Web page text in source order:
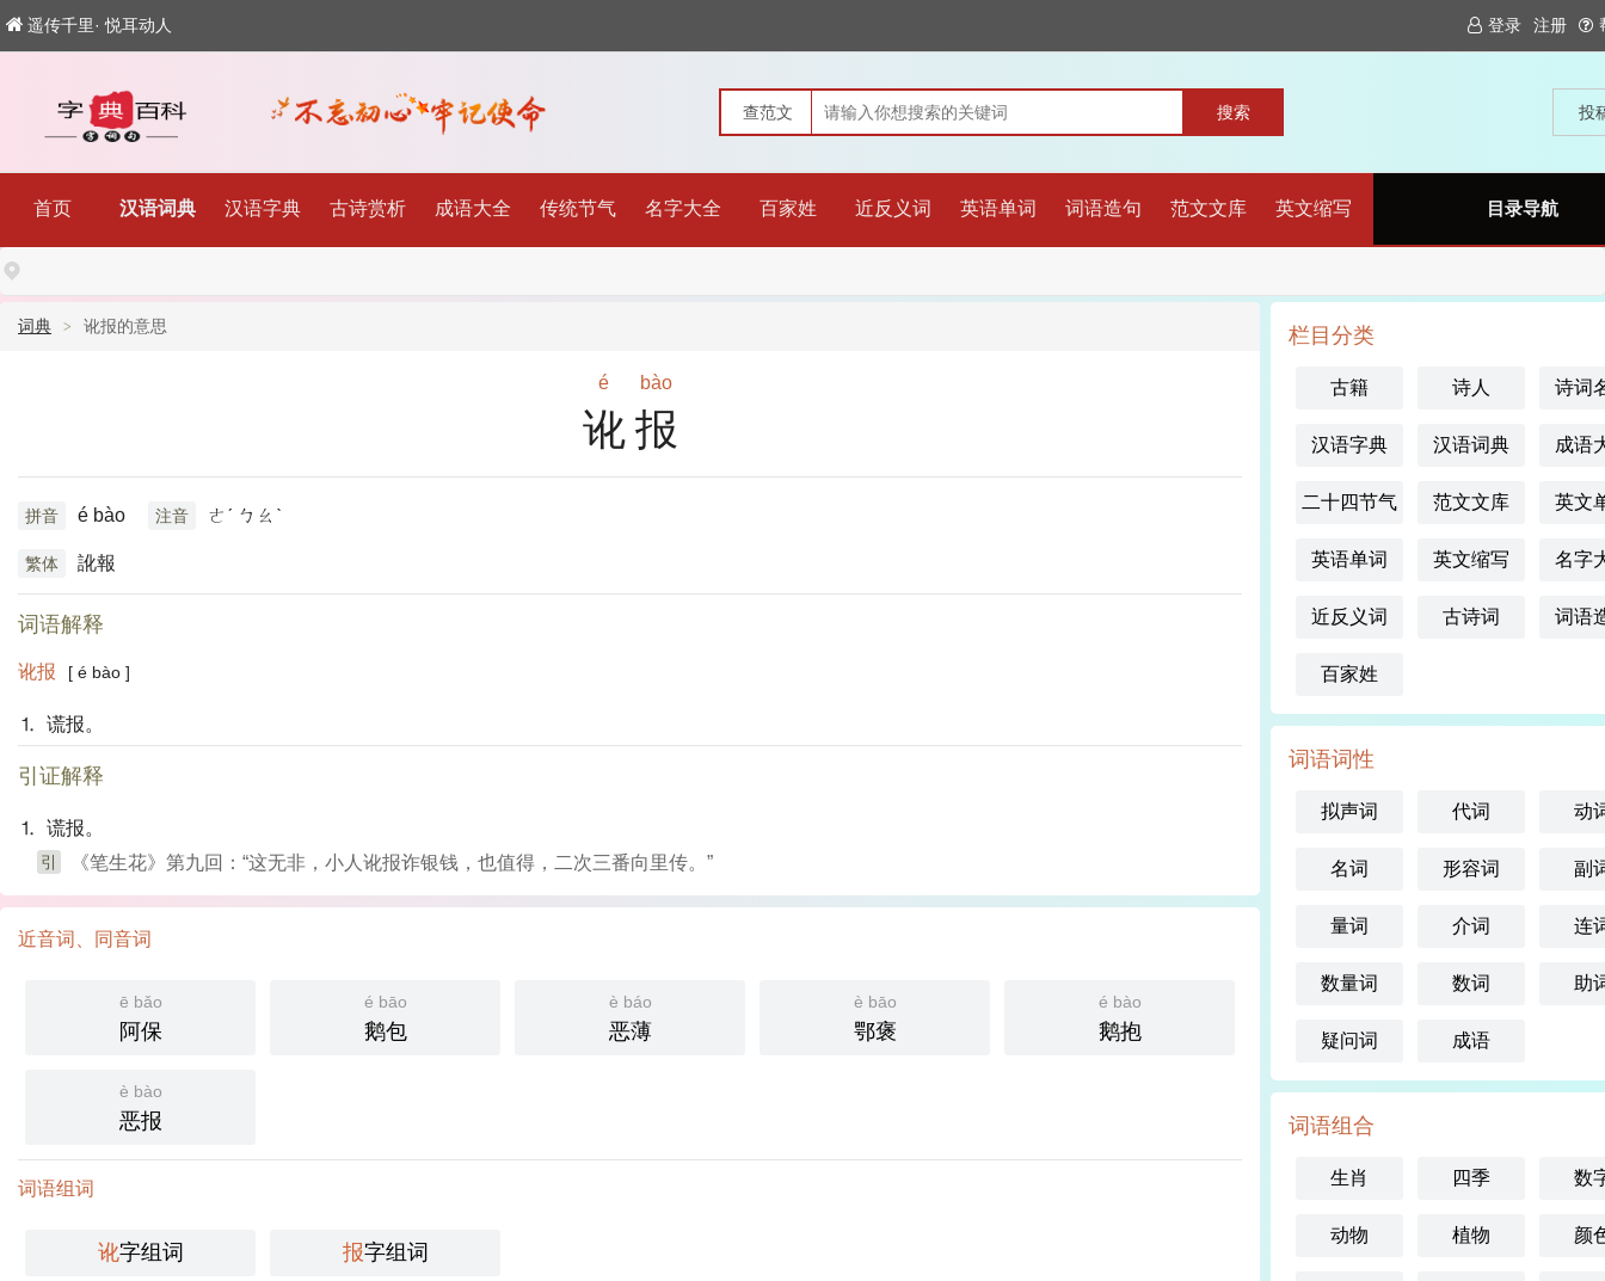
遥传千里· 悦耳动人 登录 注册
投
目录导航
首页 汉语词典 汉语字典 古诗赏析 成语大全 传统节气 名字大全 百家姓 近反义词 英语单词 词语造句 范文文库 英文缩写
词典 讹报的意思
é bào
讹报
拼音 é bào 注音 ㄜˊ ㄅㄠˋ
繁体 訛報
词语解释
讹报 [ é bào ]
⒈ 谎报。
引证解释
⒈ 谎报。
引 《笔生花》第九回：“这无非，小人讹报诈银钱，也值得，二次三番向里传。”
近音词、同音词
ē bǎo
阿保
é bāo
鹅包
è báo
恶薄
è bāo
鄂褒
é bào
鹅抱
è bào
恶报
词语组词
讹字组词 报字组词
栏目分类
古籍 诗人 诗词
汉语字典 汉语词典 成语
二十四节气 范文文库 英文
英语单词 英文缩写 名字
近反义词 古诗词 词语
百家姓
词语词性
拟声词 代词 动
名词 形容词 副
量词 介词 连
数量词 数词 助
疑问词 成语
词语组合
生肖 四季 数
动物 植物 颜